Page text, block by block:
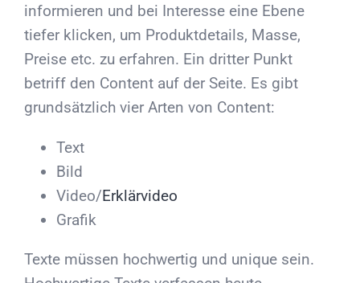
informieren und bei Interesse eine Ebene
tiefer klicken, um Produktdetails, Masse,
Preise etc. zu erfahren. Ein dritter Punkt
betriff den Content auf der Seite. Es gibt
grundsätzlich vier Arten von Content:
Text
Bild
Video/Erklärvideo
Grafik
Texte müssen hochwertig und unique sein.